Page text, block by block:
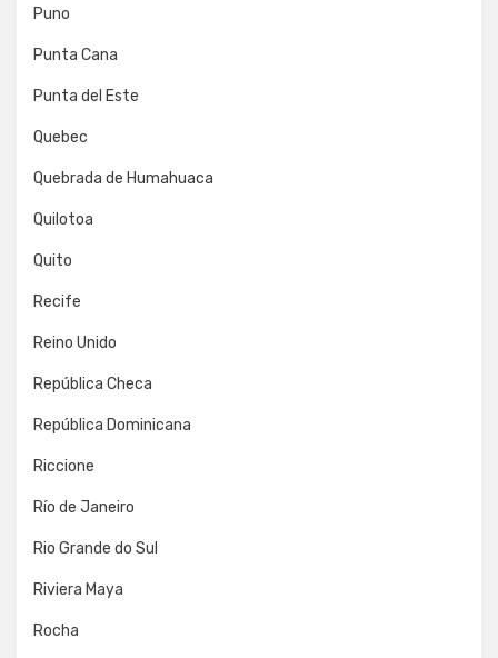
Puno
Punta Cana
Punta del Este
Quebec
Quebrada de Humahuaca
Quilotoa
Quito
Recife
Reino Unido
República Checa
República Dominicana
Riccione
Río de Janeiro
Rio Grande do Sul
Riviera Maya
Rocha